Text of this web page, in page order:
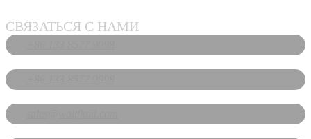
СВЯЗАТЬСЯ С НАМИ